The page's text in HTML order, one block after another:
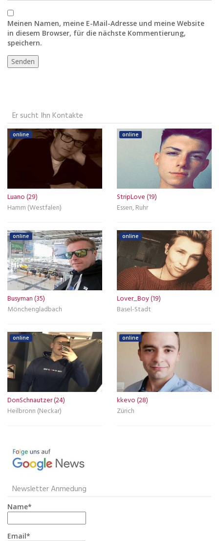
Meinen Namen, meine E-Mail-Adresse und meine Website
in diesem Browser, für die nächste Kommentierung,
speichern.
Er sucht Ihn Kontakte
online
Luano (29)
Hamm (Westfalen)
online
StripLove (19)
Essen, Ruhr
online
Busyman (35)
Mönchengladbach
online
Lover_Boy (19)
Basel-Stadt
online
DonSchnautzer (24)
Heilbronn (Neckar)
online
kkevo (28)
Zürich
Newsletter Anmedung
Name*
Email*